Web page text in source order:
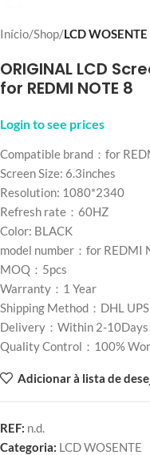
Início Shop LCD WOSENTE
ORIGINAL LCD
for REDMI NOTE 8
Login to see prices
Compatible brand：for
Screen Size: 6.3inches
Resolution: 1080*2340
Refresh rate：60HZ
Color: BLACK
model number：for REDMI
MOQ：5pcs
Warranty：1 Year
Shipping Method：DHL
Delivery：Within 2-
Quality Control：100%
Adicionar à lista de
REF: n.d.
Categoria: LCD WOSENTE